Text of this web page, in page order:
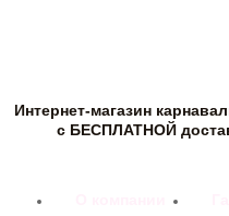
Интернет-магазин
с БЕСПЛАТНОЙ